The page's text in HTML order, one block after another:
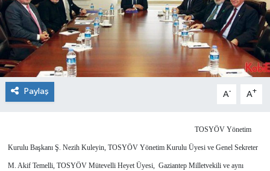
Paylaş A- A+
TOSYÖV Yönetim
Kurulu Başkanı Ş. Nezih Kuleyin, TOSYÖV Yönetim Kurulu Üyesi ve Genel Sekreter
M. Akif Temelli, TOSYÖV Mütevelli Heyet Üyesi, Gaziantep Milletvekili ve aynı